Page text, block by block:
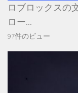
ロブロックスの
ロー...
97件のビュー